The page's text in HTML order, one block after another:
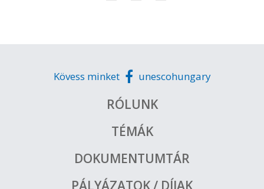
Kövess minket unescohungary
RÓLUNK
TÉMÁK
DOKUMENTUMTÁR
PÁLYÁZATOK / DÍJAK